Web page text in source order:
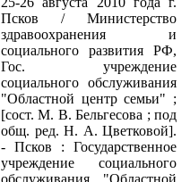
Псков / Министерство
здравоохранения и
социального развития РФ,
Гос. учреждение
социального обслуживания
"Областной центр семьи" ;
[сост. М. В. Бельгесова ; под
общ. ред. Н. А. Цветковой].
- Псков : Государственное
учреждение социального